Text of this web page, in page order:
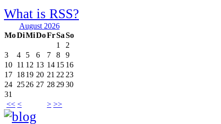
What is RSS?
August 2026
MoDiMiDoFrSaSo
<< < > >>
1
2
3
4 5 6 7 8
9
10 11 12 13 14 15 16
17 1819 20 21 22 23
24 2526 27 28 2930
31